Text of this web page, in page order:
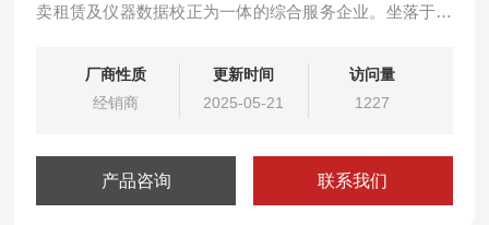
卖租赁及仪器数据校正为一体的综合服务企业。坐落于深
专业，更显价值“的经营合作理念,为您提供快速优质的技
术服务。天瑞x荧光光谱仪卤素检测仪维修重金属分析
厂商性质
经销商
更新时间
2025-05-21
访问量
1227
产品咨询 联系我们